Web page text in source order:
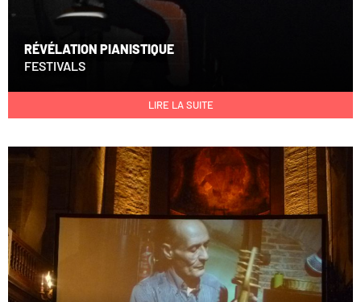
RÉVÉLATION PIANISTIQUE
FESTIVALS
LIRE LA SUITE